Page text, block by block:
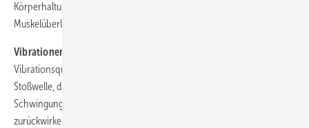
Körperhaltung gearbeitet wird, führt dies schnell zu einer
Muskelüberlastung und Ermüdung des Hand-Arm-Systems.
Vibrationen:
Vibrationsquellen: die oszillierende Kraft, die den Kolben antreibt; die
Stoßwelle, die der Meißel auf die Maschine überträgt; und die
Schwingungen des Werkstückes, die wiederum auf die Maschine
zurückwirken. Mit einer Reihe konstruktiver Maßnahmen können die